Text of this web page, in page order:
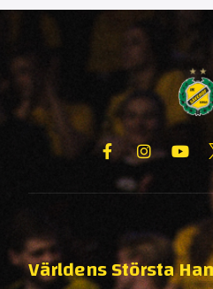
Världens Största